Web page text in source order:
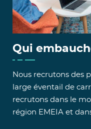
Qui
Nous recrutons des
large éventail de
recrutons dans le
région EMEIA et